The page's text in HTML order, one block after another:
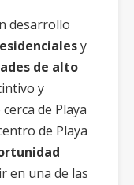
desarrollo
y
de alto
y
de Playa
de Playa
en una de las